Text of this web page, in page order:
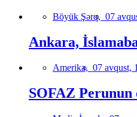
Böyük Şərq, 07
Ankara,
Amerika, 07 avqust,
SOFAZ Perunun